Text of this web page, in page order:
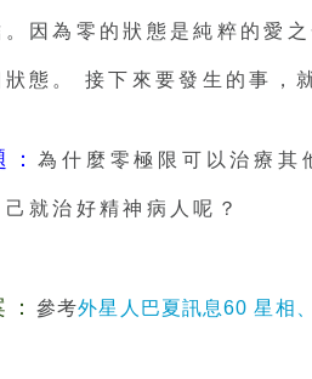
。因為零的狀態是純粹的愛
狀態。 接下來要發生的事
：為什麼零極限可以治療其
己就治好精神病人呢？
：參考外星人巴夏訊息60 星相